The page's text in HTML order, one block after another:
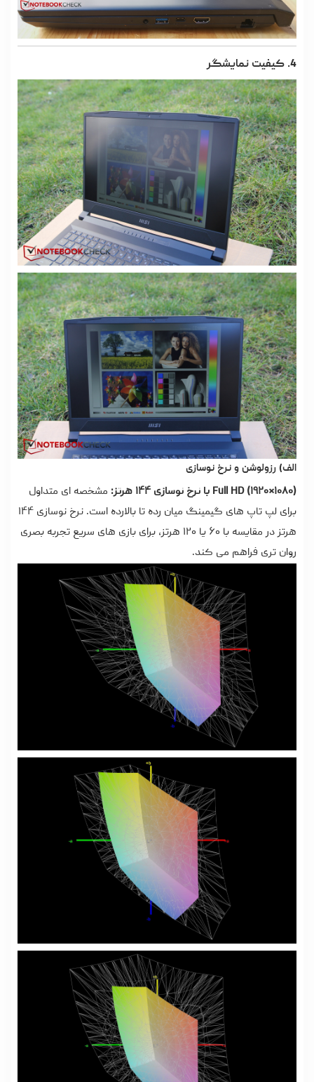
4. کیفیت نمایشگر
الف) رزولوشن و نرخ نوسازی
Full HD (۱۹۲۰×۱۰۸۰) با نرخ نوسازی ۱۴۴ هرتز:
مشخصه ای متداول
برای لپ تاپ های گیمینگ میان رده تا بالارده است. نرخ نوسازی ۱۴۴
هرتز در مقایسه با ۶۰ یا ۱۲۰ هرتز، برای بازی های سریع تجربه بصری
روان تری فراهم می کند.